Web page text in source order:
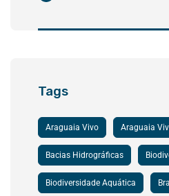
Tags
Araguaia Vivo Araguaia
Bacias Hidrográficas
Biodiversidade Aquática